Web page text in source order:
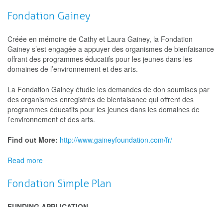
#FondationDesjardins
Fondation Gainey
Créée en mémoire de Cathy et Laura Gainey, la Fondation
Gainey s’est engagée a appuyer des organismes de bienfaisance
offrant des programmes éducatifs pour les jeunes dans les
domaines de l’environnement et des arts.
La Fondation Gainey étudie les demandes de don soumises par
des organismes enregistrés de bienfaisance qui offrent des
programmes éducatifs pour les jeunes dans les domaines de
l’environnement et des arts.
Find out More: http://www.gaineyfoundation.com/fr/
Read more
Gainey
Fondation Simple Plan